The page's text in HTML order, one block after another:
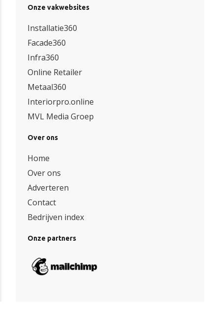
Onze vakwebsites
Installatie360
Facade360
Infra360
Online Retailer
Metaal360
Interiorpro.online
MVL Media Groep
Over ons
Home
Over ons
Adverteren
Contact
Bedrijven index
Onze partners